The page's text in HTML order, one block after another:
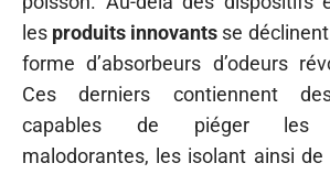
les produits innovants se
forme d’absorbeurs d’odeurs
Ces derniers contiennent
capables de piéger les
malodorantes, les isolant ainsi de